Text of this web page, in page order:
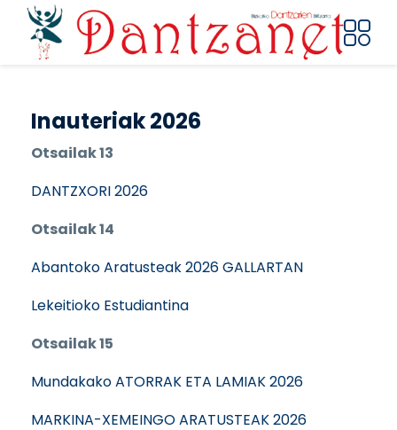
Pasar al contenido principal
Inauteriak 2026
Otsailak 13
DANTZXORI 2026
Otsailak 14
Abantoko Aratusteak 2026 GALLARTAN
Lekeitioko Estudiantina
Otsailak 15
Mundakako ATORRAK ETA LAMIAK 2026
MARKINA-XEMEINGO ARATUSTEAK 2026